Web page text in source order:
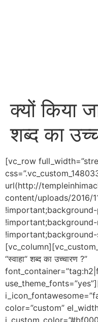
क्यों किया
शब्द का
[vc_row
url(http://
content/uploads/2016/
“स्वाहा“ शब्द का उच्चारण ?”
color=”custom”